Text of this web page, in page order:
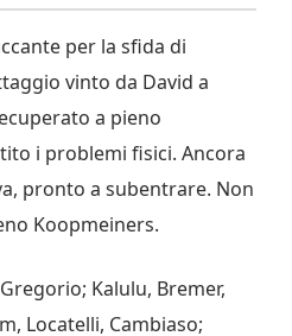
per la sfida di
vinto da David a
a pieno
i problemi fisici. Ancora
pronto a subentrare. Non
Koopmeiners.
Kalulu, Bremer,
Locatelli, Cambiaso;